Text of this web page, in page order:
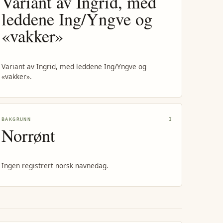
leddene Ing/Yngve og
«vakker»
Variant av Ingrid, med leddene Ing/Yngve og
«vakker».
BAKGRUNN I
Norrønt
Ingen registrert norsk navnedag.